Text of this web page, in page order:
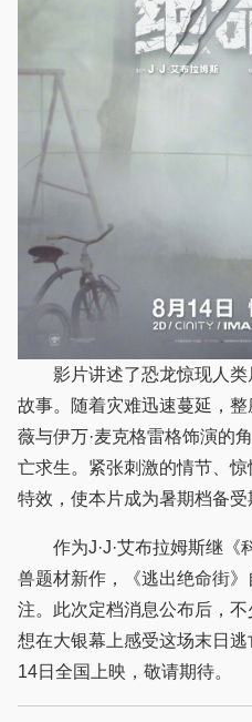
影片讲述了恐龙惊现人类
故事。随着灾难迅速蔓延，
薇与伊万·麦克格雷格饰演的
亡求生。紧张刺激的情节、
特效，使本片成为暑期档备受
作为J·J·艾布拉姆斯继《
兽题材新作，《逃出绝命街
注。此次定档消息公布后，
想在大银幕上感受这场末日
14日全国上映，敬请期待。